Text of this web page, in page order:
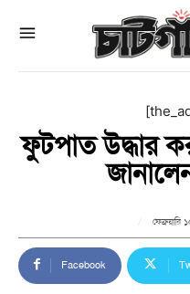
ফুটপাত উদ্ধার
ফেব্রুয়ারি
Facebook